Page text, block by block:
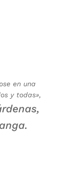
en una
y todas»,